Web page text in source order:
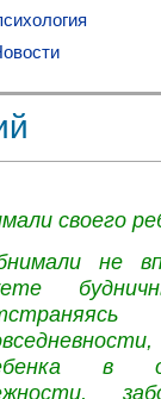
своего
не
в